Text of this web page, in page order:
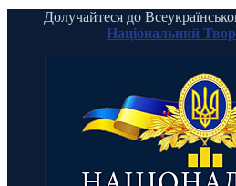
Долучайтеся до
Національний